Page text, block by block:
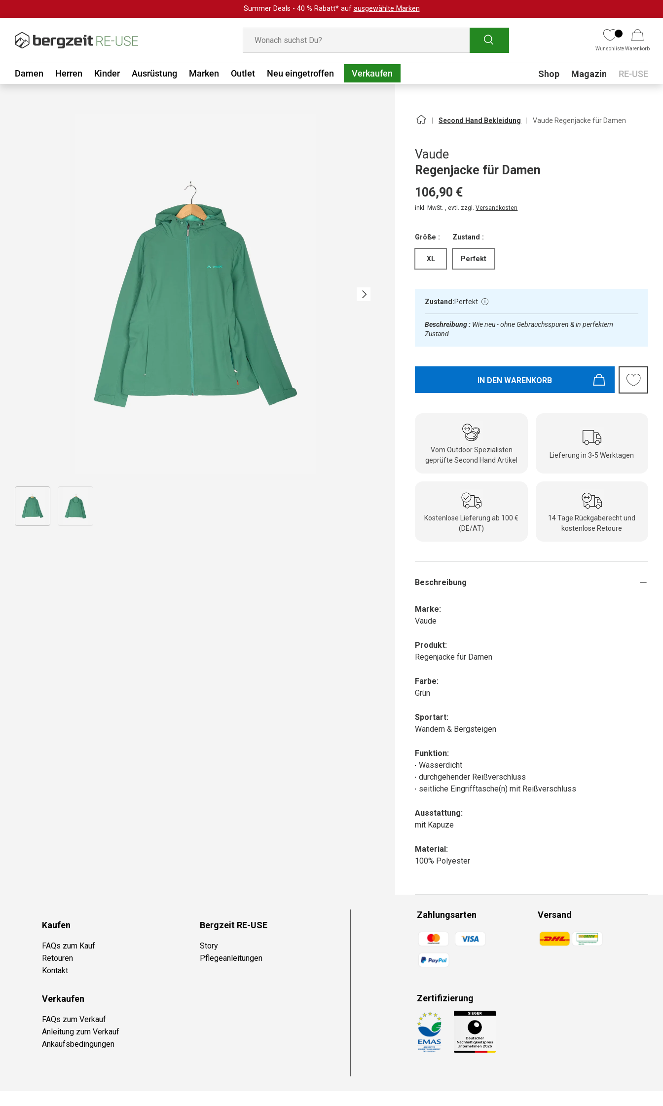
Summer Deals - 40 % Rabatt* auf ausgewählte Marken
Suchen
WunschlisteWarenkorb
Damen Herren Kinder Ausrüstung Marken Outlet Neu eingetroffen Verkaufen Submenu
Shop Magazin RE-USE
Nächste
Bild 1 in Galerieansicht laden
Second Hand Bekleidung Vaude Regenjacke für Damen
Vaude
Regenjacke für Damen
106,90 €
inkl. MwSt. , evtl. zzgl.Versandkosten
Größe :
XL
Zustand :
Perfekt
Zustand:Perfekt
Beschreibung : Wie neu - ohne Gebrauchsspuren & in perfektem
Zustand
IN DEN WARENKORB
Vom Outdoor Spezialisten
geprüfte Second Hand Artikel
Lieferung in 3-5 Werktagen
Kostenlose Lieferung ab 100 €
(DE/AT)
14 Tage Rückgaberecht und
kostenlose Retoure
Beschreibung
Marke:
Vaude
Produkt:
Regenjacke für Damen
Farbe:
Grün
Sportart:
Wandern & Bergsteigen
Funktion:
Wasserdicht
durchgehender Reißverschluss
seitliche Eingrifftasche(n) mit Reißverschluss
Ausstattung:
mit Kapuze
Material:
100% Polyester
Kaufen
FAQs zum Kauf
Retouren
Kontakt
Bergzeit RE-USE
Story
Pflegeanleitungen
Verkaufen
FAQs zum Verkauf
Anleitung zum Verkauf
Ankaufsbedingungen
Zahlungsarten
Zahlungsmethoden
Versand
Zahlungsmethoden
Zertifizierung
Zahlungsmethoden